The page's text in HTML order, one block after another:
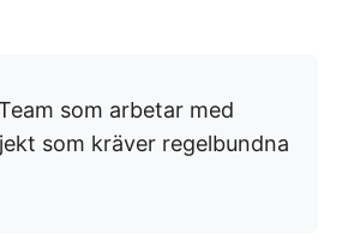
som arbetar med
som kräver regelbundna